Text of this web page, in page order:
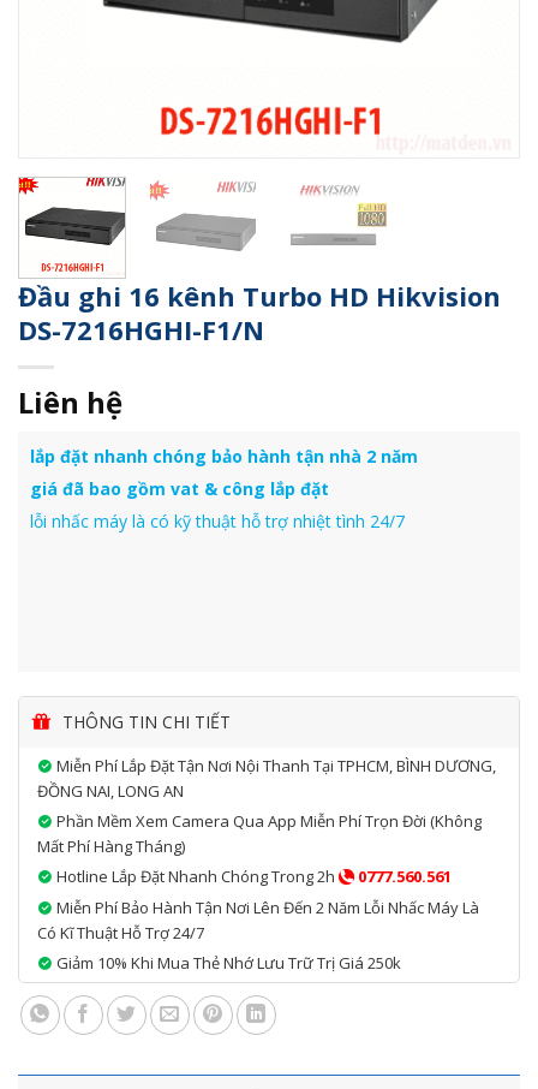
Đầu ghi 16 kênh Turbo HD Hikvision
DS-7216HGHI-F1/N
Liên hệ
lắp đặt nhanh chóng bảo hành tận nhà 2 năm
giá đã bao gồm vat & công lắp đặt
lỗi nhấc máy là có kỹ thuật hỗ trợ nhiệt tình 24/7
THÔNG TIN CHI TIẾT
Miễn Phí Lắp Đặt Tận Nơi Nội Thanh Tại TPHCM, BÌNH DƯƠNG,
ĐỒNG NAI, LONG AN
Phần Mềm Xem Camera Qua App Miễn Phí Trọn Đời (không
Mất Phí Hàng Tháng)
Hotline Lắp Đặt Nhanh Chóng Trong 2h
0777.560.561
Miễn Phí Bảo Hành Tận Nơi Lên Đến 2 Năm Lỗi Nhấc Máy Là
Có Kĩ Thuật Hỗ Trợ 24/7
Giảm 10% Khi Mua Thẻ Nhớ Lưu Trữ Trị Giá 250k